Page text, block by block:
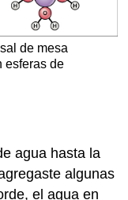
de mesa
esferas de
agua hasta la
algunas
el agua en